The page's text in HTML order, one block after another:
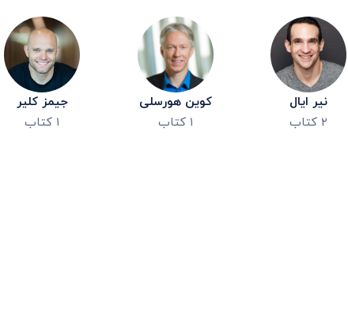
نیر ایال
۲ کتاب
کوین هورسلی
۱ کتاب
جیمز کلیر
۱ کتاب